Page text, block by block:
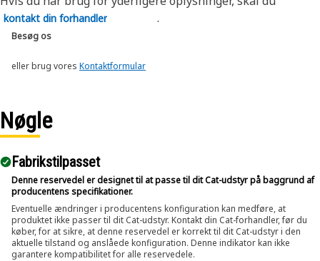
kontakt din forhandler
Besøg os
eller brug vores Kontaktformular
.
Nøgle
Fabrikstilpasset
Denne reservedel er designet til at passe til dit Cat-udstyr på baggrund af
producentens specifikationer.
Eventuelle ændringer i producentens konfiguration kan medføre, at
produktet ikke passer til dit Cat-udstyr. Kontakt din Cat-forhandler, før du
køber, for at sikre, at denne reservedel er korrekt til dit Cat-udstyr i den
aktuelle tilstand og anslåede konfiguration. Denne indikator kan ikke
garantere kompatibilitet for alle reservedele.